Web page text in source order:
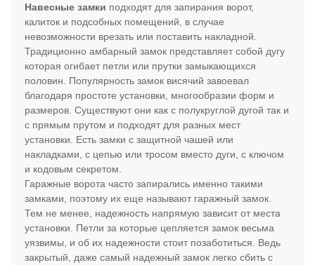
Навесные замки подходят для запирания ворот,
калиток и подсобных помещений, в случае
невозможности врезать или поставить накладной.
Традиционно амбарный замок представляет собой дугу
которая огибает петли или прутки замыкающихся
половин. Популярность замок висячий завоевал
благодаря простоте установки, многообразии форм и
размеров. Существуют они как с полукруглой дугой так и
с прямым прутом и подходят для разных мест
установки. Есть замки с защитной чашей или
накладками, с цепью или тросом вместо дуги, с ключом
и кодовым секретом.
Гаражные ворота часто запирались именно такими
замками, поэтому их еще называют гаражный замок.
Тем не менее, надежность напрямую зависит от места
установки. Петли за которые цепляется замок весьма
уязвимы, и об их надежности стоит позаботиться. Ведь
закрытый, даже самый надежный замок легко сбить с